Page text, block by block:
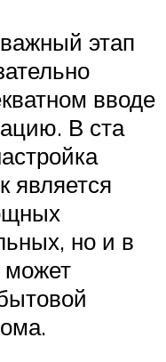
этап
вводе
В ста
является
но и в
может